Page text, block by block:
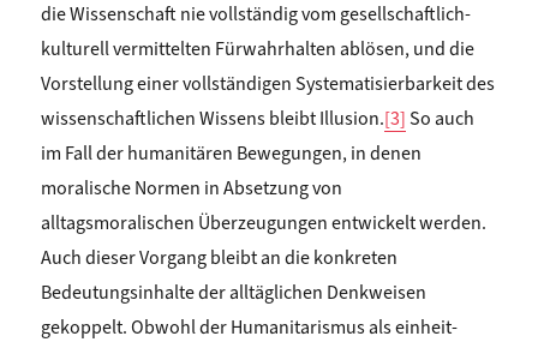
die Wissenschaft nie vollständig vom gesellschaftlich-
kulturell vermittelten Fürwahrhalten ablösen, und die
Vorstellung einer vollständigen Systematisierbarkeit des
wissenschaftlichen Wissens bleibt Illusion.[3] So auch
im Fall der humanitären Bewegungen, in denen
moralische Normen in Absetzung von
alltagsmoralischen Überzeugungen entwickelt werden.
Auch dieser Vorgang bleibt an die konkreten
Bedeutungsinhalte der alltäglichen Denkweisen
gekoppelt. Obwohl der Humanitarismus als einheit­